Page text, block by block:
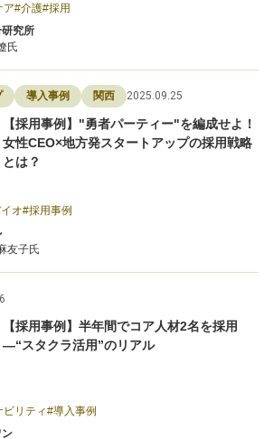
ア 介護 採用
究所
氏
導入事例 関西 2025.09.25
【採用事例】"勇者パーティー"を編成せよ！
女性CEO×地方発スタートアップの採用戦略
とは？
オ 採用事例
友子氏
【採用事例】半年間でコア人材2名を採用
―“スタクラ活用”のリアル
ビリティ
導入事例